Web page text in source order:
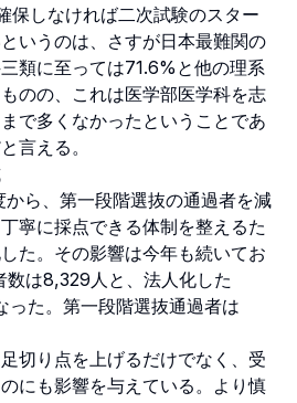
保しなければ二次試験のスター
いうのは、さすが日本最難関の
類に至っては71.6%と他の理系
のの、これは医学部医学科を志
で多くなかったということであ
言える。
ら、第一段階選抜の通過者を減
寧に採点できる体制を整えるた
た。その影響は今年も続いてお
数は8,329人と、法人化した
た。第一段階選抜通過者は
切り点を上げるだけでなく、受
にも影響を与えている。より慎